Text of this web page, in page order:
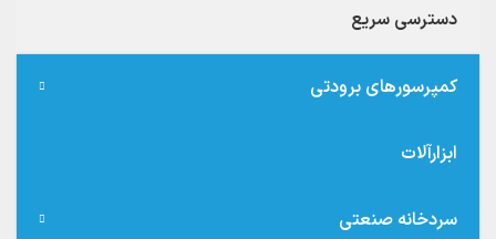
دسترسی سریع
کمپرسورهای برودتی
ابزارآلات
سردخانه صنعتی